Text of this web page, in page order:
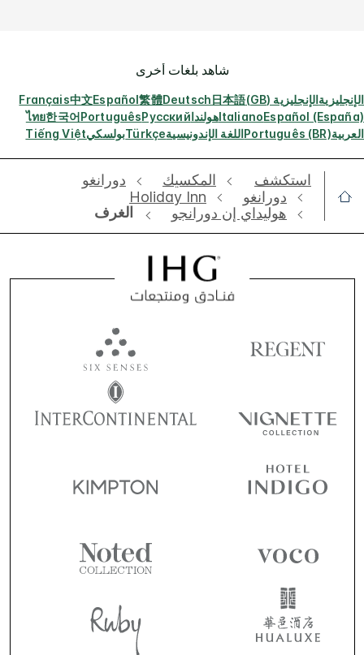
شاهد بلغات أخرى
الإنجليزيةالإنجليزية (GB) 日本語
Deutsch
繁體
Español
中文
Français
Español (España)
ItalianoهولنداРусский
Português
한국어
ไทย
العربيةPortuguês (BR)اللغة الإندونيسيةTürkçeبولسكيTiếng Việt
استكشف المكسيك
دورانغو
دورانغو
Holiday Inn
هوليداي إن دورانجو
الغرف